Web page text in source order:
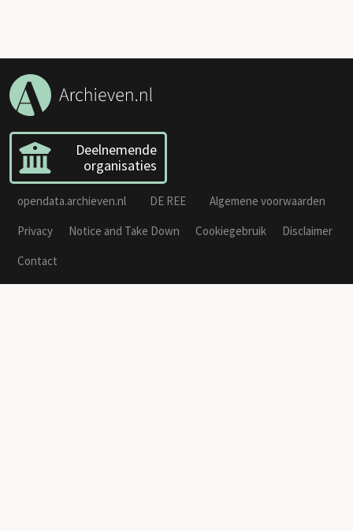
Deelnemende
organisaties
opendata.archieven.nl DE REE
Algemene voorwaarden
Privacy
Notice and Take Down Cookiegebruik
Disclaimer
Contact